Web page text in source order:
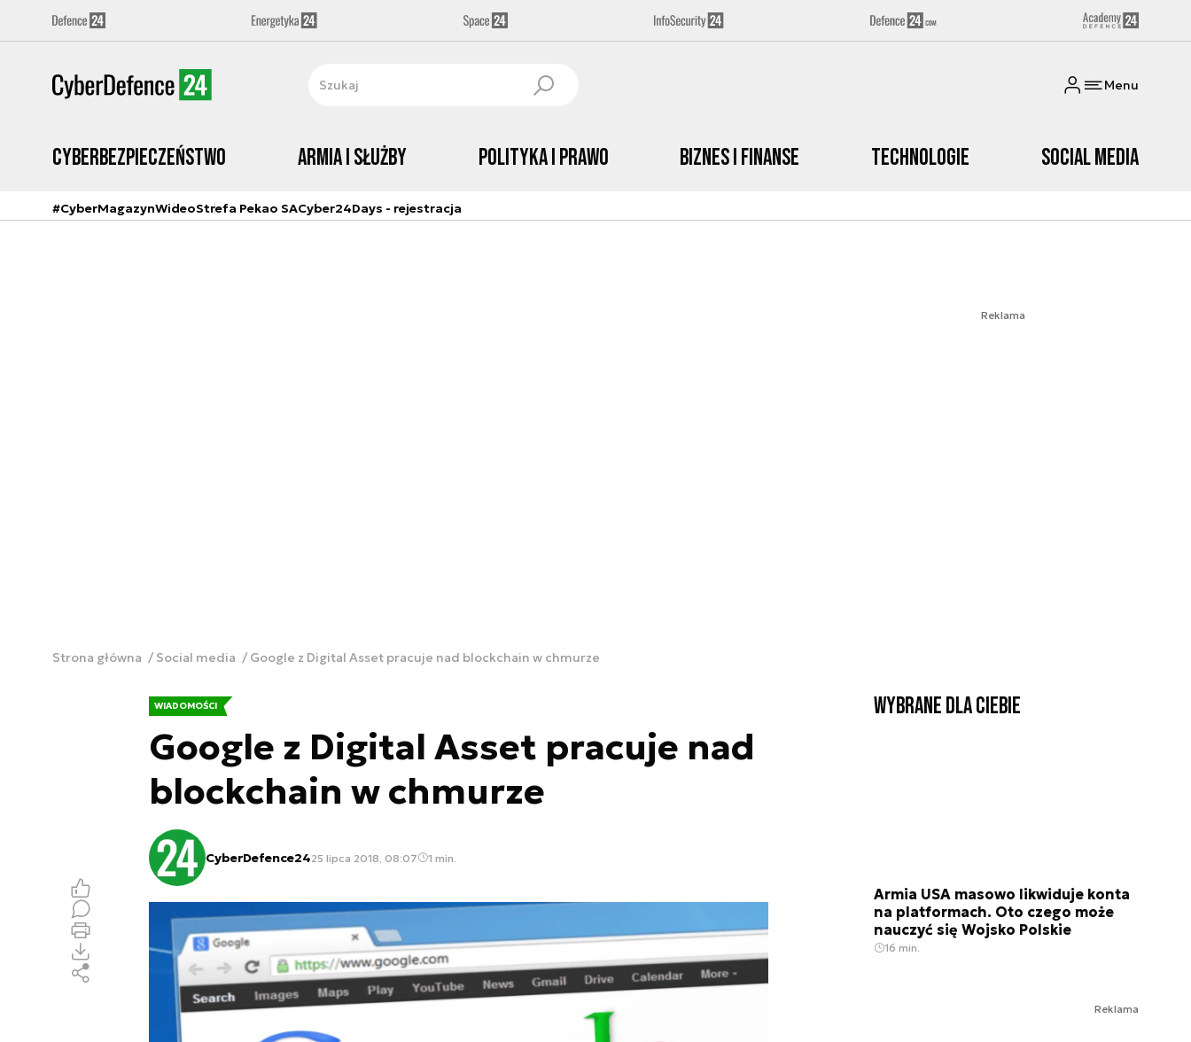
Menu
Cyberbezpieczeństwo Armia i Służby Polityka i prawo Biznes i Finanse Technologie Social media
#CyberMagazynWideoStrefa Pekao SACyber24Days - rejestracja
Reklama
Strona główna Social media Google z Digital Asset pracuje nad blockchain w chmurze
WIADOMOŚCI
Google z Digital Asset pracuje nad
blockchain w chmurze
CyberDefence2425 lipca 2018, 08:07 1 min.
Wybrane dla Ciebie
Armia USA masowo likwiduje konta
na platformach. Oto czego może
nauczyć się Wojsko Polskie
16 min.
Reklama